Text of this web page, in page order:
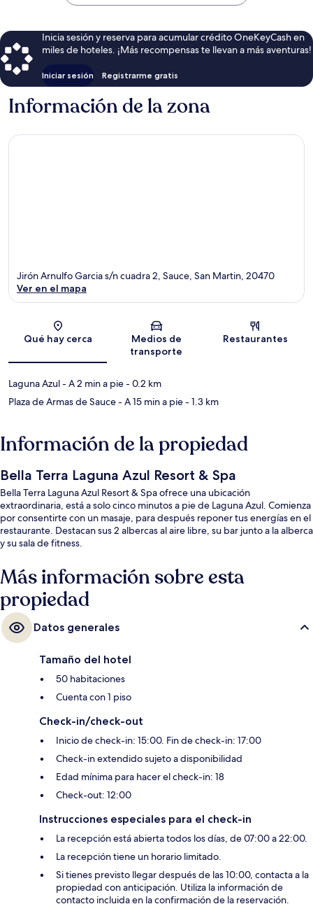
Inicia sesión y reserva para acumular crédito OneKeyCash en
miles de hoteles. ¡Más recompensas te llevan a más aventuras!
Iniciar sesión Registrarme gratis
Información de la zona
Sección del mapa
Jirón Arnulfo Garcia s/n cuadra 2, Sauce, San Martin, 20470
Ver en el mapa
Qué hay cerca
Medios de
transporte
Restaurantes
Laguna Azul- A 2 min a pie- 0.2 km
Plaza de Armas de Sauce- A 15 min a pie- 1.3 km
Información de la propiedad
Bella Terra Laguna Azul Resort & Spa
Bella Terra Laguna Azul Resort & Spa ofrece una ubicación
extraordinaria, está a solo cinco minutos a pie de Laguna Azul. Comienza
por consentirte con un masaje, para después reponer tus energías en el
restaurante. Destacan sus 2 albercas al aire libre, su bar junto a la alberca
y su sala de fitness.
Más información sobre esta
propiedad
Datos generales
Tamaño del hotel
50 habitaciones
Cuenta con 1 piso
Check-in/check-out
Inicio de check-in: 15:00. Fin de check-in: 17:00
Check-in extendido sujeto a disponibilidad
Edad mínima para hacer el check-in: 18
Check-out: 12:00
Instrucciones especiales para el check-in
La recepción está abierta todos los días, de 07:00 a 22:00.
La recepción tiene un horario limitado.
Si tienes previsto llegar después de las 10:00, contacta a la
propiedad con anticipación. Utiliza la información de
contacto incluida en la confirmación de la reservación.